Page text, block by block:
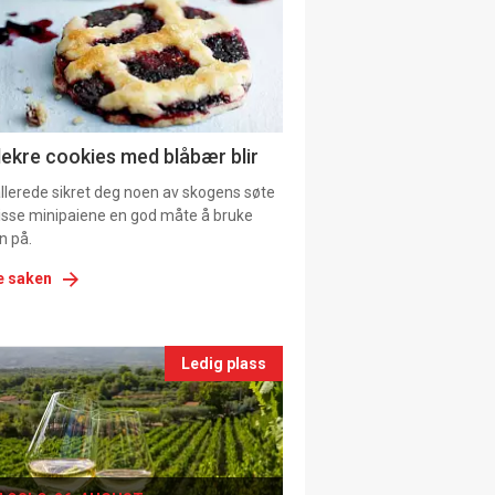
cookies med blåbær blir
sikret deg noen av skogens søte
minipaiene en god måte å bruke
på.
saken
Ledig plass